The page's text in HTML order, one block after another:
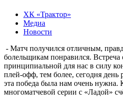
ХК «Трактор»
Медиа
Новости
- Матч получился отличным,
болельщикам понравился. Встреча
принципиальной для нас в силу
плей-офф, тем более, сегодня день
эта победа была нам очень
многоматчевой серии с «Ладой»